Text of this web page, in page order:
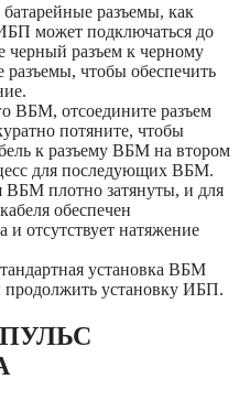
разъемы, как
может подключаться до
разъем к черному
разъемы, чтобы обеспечить
ВБМ, отсоедините разъем
потяните, чтобы
к разъему ВБМ на втором
для последующих ВБМ.
ВБМ плотно затянуты, и для
обеспечен
и отсутствует натяжение
установка ВБМ
продолжить установку ИБП.